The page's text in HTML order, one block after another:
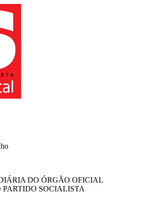
DO ÓRGÃO OFICIAL
SOCIALISTA